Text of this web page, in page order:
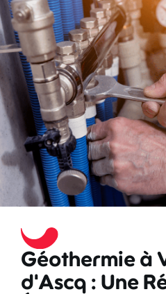
Géothermie à
d'Ascq : Une